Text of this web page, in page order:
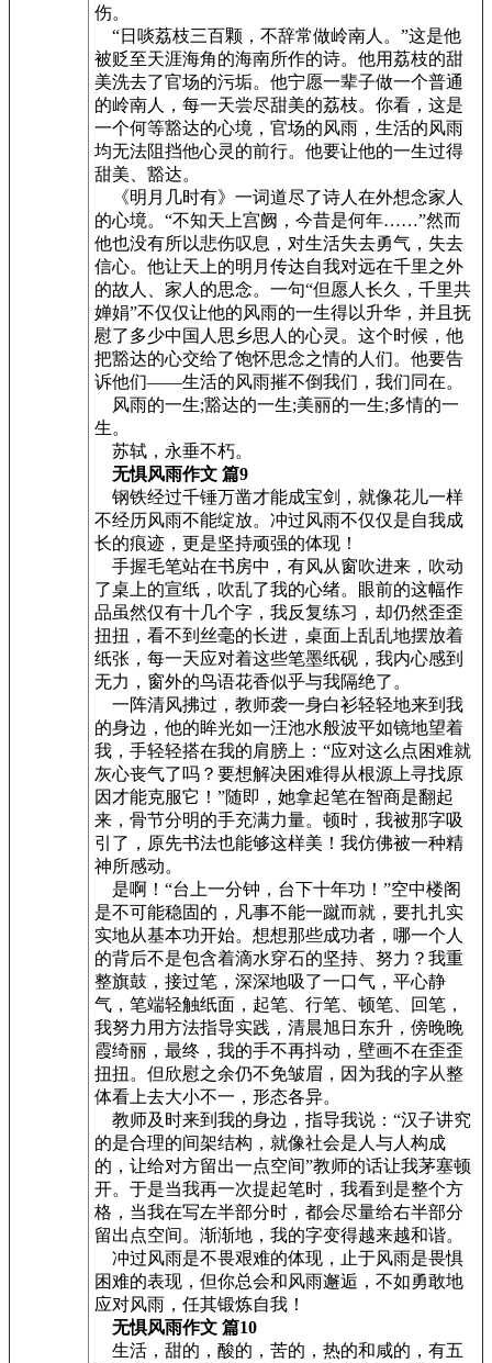
伤。
“日啖荔枝三百颗，不辞常做岭南人。”这是他
被贬至天涯海角的海南所作的诗。他用荔枝的甜
美洗去了官场的污垢。他宁愿一辈子做一个普通
的岭南人，每一天尝尽甜美的荔枝。你看，这是
一个何等豁达的心境，官场的风雨，生活的风雨
均无法阻挡他心灵的前行。他要让他的一生过得
甜美、豁达。
《明月几时有》一词道尽了诗人在外想念家人
的心境。“不知天上宫阙，今昔是何年……”然而
他也没有所以悲伤叹息，对生活失去勇气，失去
信心。他让天上的明月传达自我对远在千里之外
的故人、家人的思念。一句“但愿人长久，千里共
婵娟”不仅仅让他的风雨的一生得以升华，并且抚
慰了多少中国人思乡思人的心灵。这个时候，他
把豁达的心交给了饱怀思念之情的人们。他要告
诉他们——生活的风雨摧不倒我们，我们同在。
风雨的一生;豁达的一生;美丽的一生;多情的一
生。
苏轼，永垂不朽。
无惧风雨作文 篇9
钢铁经过千锤万凿才能成宝剑，就像花儿一样
不经历风雨不能绽放。冲过风雨不仅仅是自我成
长的痕迹，更是坚持顽强的体现！
手握毛笔站在书房中，有风从窗吹进来，吹动
了桌上的宣纸，吹乱了我的心绪。眼前的这幅作
品虽然仅有十几个字，我反复练习，却仍然歪歪
扭扭，看不到丝毫的长进，桌面上乱乱地摆放着
纸张，每一天应对着这些笔墨纸砚，我内心感到
无力，窗外的鸟语花香似乎与我隔绝了。
一阵清风拂过，教师袭一身白衫轻轻地来到我
的身边，他的眸光如一汪池水般波平如镜地望着
我，手轻轻搭在我的肩膀上：“应对这么点困难就
灰心丧气了吗？要想解决困难得从根源上寻找原
因才能克服它！”随即，她拿起笔在智商是翻起
来，骨节分明的手充满力量。顿时，我被那字吸
引了，原先书法也能够这样美！我仿佛被一种精
神所感动。
是啊！“台上一分钟，台下十年功！”空中楼阁
是不可能稳固的，凡事不能一蹴而就，要扎扎实
实地从基本功开始。想想那些成功者，哪一个人
的背后不是包含着滴水穿石的坚持、努力？我重
整旗鼓，接过笔，深深地吸了一口气，平心静
气，笔端轻触纸面，起笔、行笔、顿笔、回笔，
我努力用方法指导实践，清晨旭日东升，傍晚晚
霞绮丽，最终，我的手不再抖动，壁画不在歪歪
扭扭。但欣慰之余仍不免皱眉，因为我的字从整
体看上去大小不一，形态各异。
教师及时来到我的身边，指导我说：“汉子讲究
的是合理的间架结构，就像社会是人与人构成
的，让给对方留出一点空间”教师的话让我茅塞顿
开。于是当我再一次提起笔时，我看到是整个方
格，当我在写左半部分时，都会尽量给右半部分
留出点空间。渐渐地，我的字变得越来越和谐。
冲过风雨是不畏艰难的体现，止于风雨是畏惧
困难的表现，但你总会和风雨邂逅，不如勇敢地
应对风雨，任其锻炼自我！
无惧风雨作文 篇10
生活，甜的，酸的，苦的，热的和咸的，有五